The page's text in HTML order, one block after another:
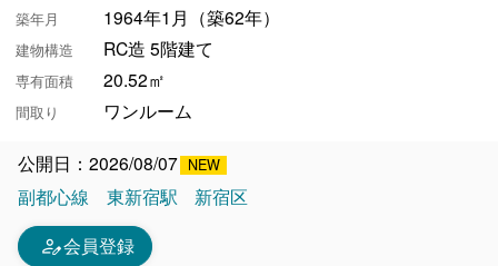
築年月 1964年1月（築62年）
建物構造 RC造 5階建て
専有面積 20.52㎡
間取り ワンルーム
公開日：2026/08/07
副都心線
東新宿駅 新宿区
person_edit会員登録